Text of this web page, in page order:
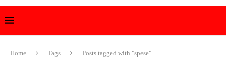
Home Tags Posts tagged with "spese"